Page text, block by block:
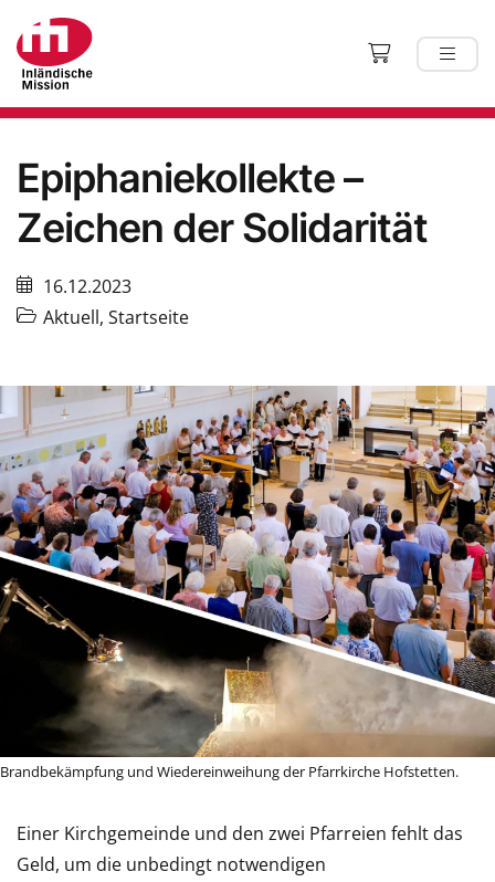
Epiphaniekollekte –
Zeichen der Solidarität
16.12.2023
Aktuell, Startseite
Brandbekämpfung und Wiedereinweihung der Pfarrkirche Hofstetten.
Einer Kirchgemeinde und den zwei Pfarreien fehlt das
Geld, um die unbedingt notwendigen